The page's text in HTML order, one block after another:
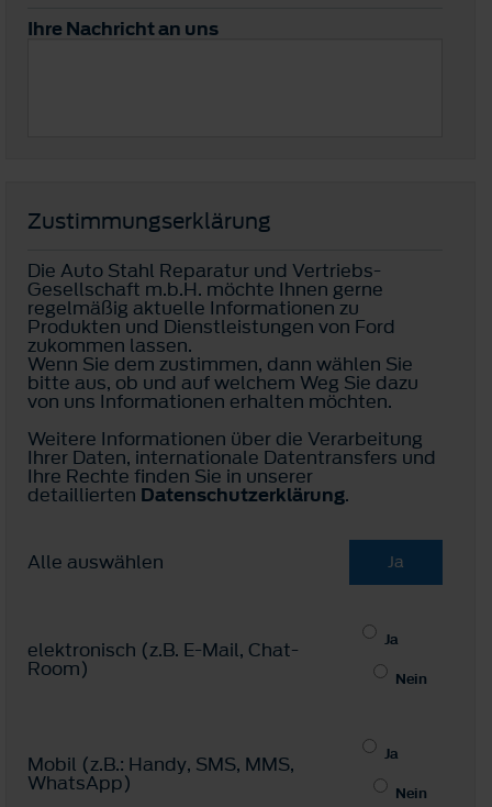
Ihre Nachricht an uns
Zustimmungserklärung
Die Auto Stahl Reparatur und Vertriebs-
Gesellschaft m.b.H. möchte Ihnen gerne
regelmäßig aktuelle Informationen zu
Produkten und Dienstleistungen von Ford
zukommen lassen.
Wenn Sie dem zustimmen, dann wählen Sie
bitte aus, ob und auf welchem Weg Sie dazu
von uns Informationen erhalten möchten.
Weitere Informationen über die Verarbeitung
Ihrer Daten, internationale Datentransfers und
Ihre Rechte finden Sie in unserer
detaillierten Datenschutzerklärung.
Alle auswählen Ja
elektronisch (z.B. E-Mail, Chat-
Room)
Ja
Nein
Mobil (z.B.: Handy, SMS, MMS,
WhatsApp)
Ja
Nein